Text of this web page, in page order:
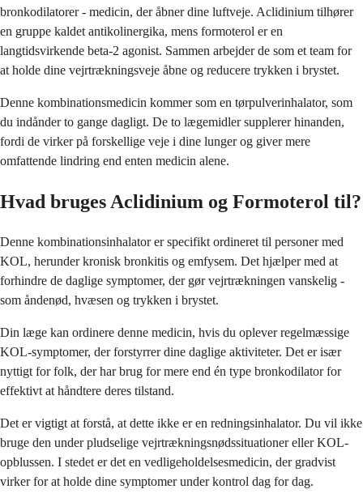
bronkodilatorer - medicin, der åbner dine luftveje. Aclidinium tilhører
en gruppe kaldet antikolinergika, mens formoterol er en
langtidsvirkende beta-2 agonist. Sammen arbejder de som et team for
at holde dine vejrtrækningsveje åbne og reducere trykken i brystet.
Denne kombinationsmedicin kommer som en tørpulverinhalator, som
du indånder to gange dagligt. De to lægemidler supplerer hinanden,
fordi de virker på forskellige veje i dine lunger og giver mere
omfattende lindring end enten medicin alene.
Hvad bruges Aclidinium og Formoterol til?
Denne kombinationsinhalator er specifikt ordineret til personer med
KOL, herunder kronisk bronkitis og emfysem. Det hjælper med at
forhindre de daglige symptomer, der gør vejrtrækningen vanskelig -
som åndenød, hvæsen og trykken i brystet.
Din læge kan ordinere denne medicin, hvis du oplever regelmæssige
KOL-symptomer, der forstyrrer dine daglige aktiviteter. Det er især
nyttigt for folk, der har brug for mere end én type bronkodilator for
effektivt at håndtere deres tilstand.
Det er vigtigt at forstå, at dette ikke er en redningsinhalator. Du vil ikke
bruge den under pludselige vejrtrækningsnødssituationer eller KOL-
opblussen. I stedet er det en vedligeholdelsesmedicin, der gradvist
virker for at holde dine symptomer under kontrol dag for dag.